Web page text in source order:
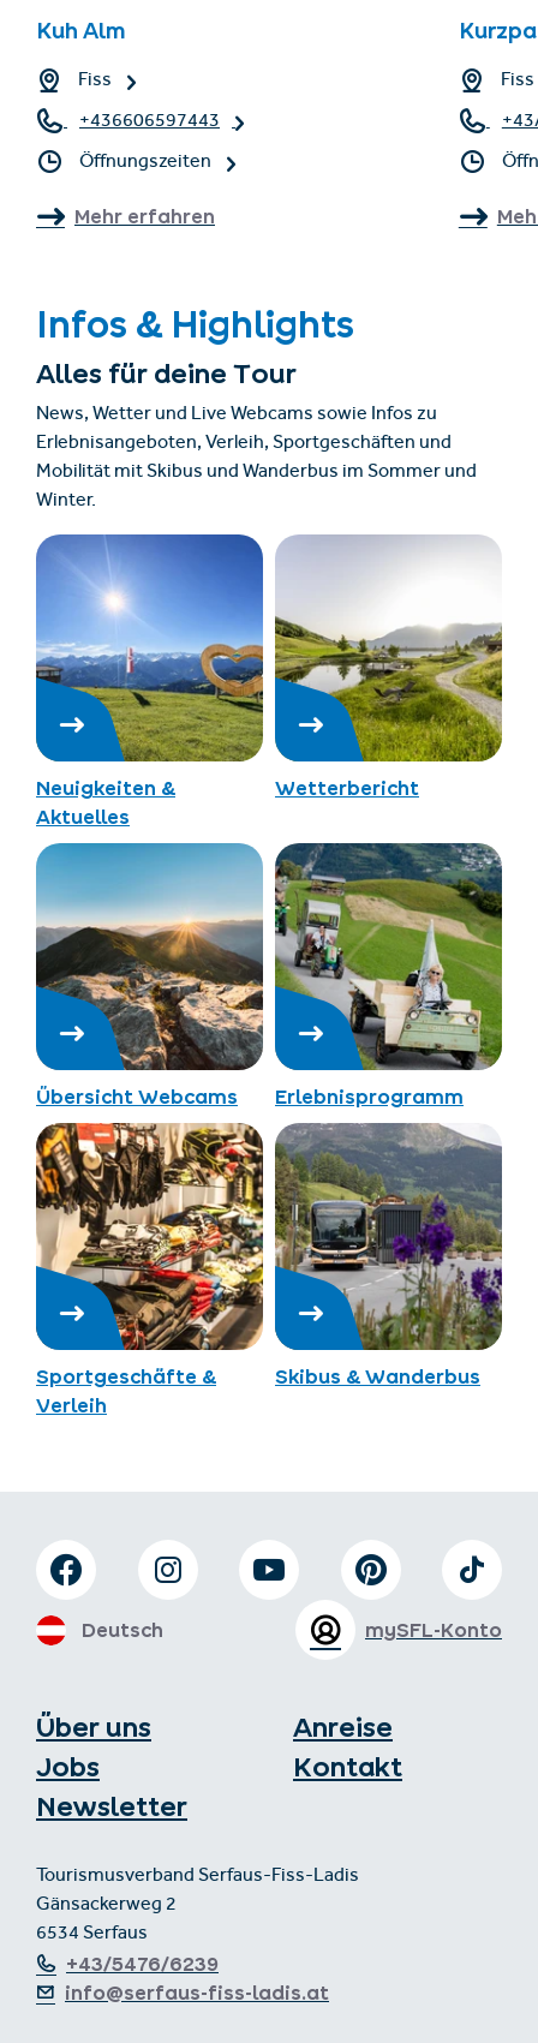
Kuh Alm
Fiss
+436606597443
Öffnungszeiten
Mehr erfahren
Fiss
Infos & Highlights
Alles für deine Tour
News, Wetter und Live Webcams sowie Infos zu
Erlebnisangeboten, Verleih, Sportgeschäften und
Mobilität mit Skibus und Wanderbus im Sommer und
Winter.
Neuigkeiten &
Aktuelles
Wetterbericht
Übersicht Webcams Erlebnisprogramm
Sportgeschäfte &
Verleih
Skibus & Wanderbus
Über uns
Jobs
Newsletter
Anreise
Kontakt
Tourismusverband Serfaus-Fiss-Ladis
Gänsackerweg 2
6534 Serfaus
+43/5476/6239
info@serfaus-fiss-ladis.at
mySFL-Konto
Deutsch